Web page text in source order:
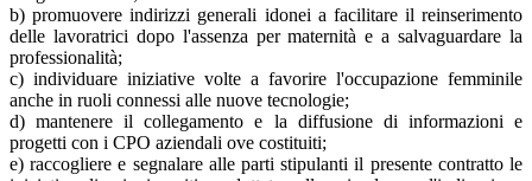
b) promuovere indirizzi generali idonei a facilitare il reinserimento
delle lavoratrici dopo l'assenza per maternità e a salvaguardare la
professionalità;
c) individuare iniziative volte a favorire l'occupazione femminile
anche in ruoli connessi alle nuove tecnologie;
d) mantenere il collegamento e la diffusione di informazioni e
progetti con i CPO aziendali ove costituiti;
e) raccogliere e segnalare alle parti stipulanti il presente contratto le